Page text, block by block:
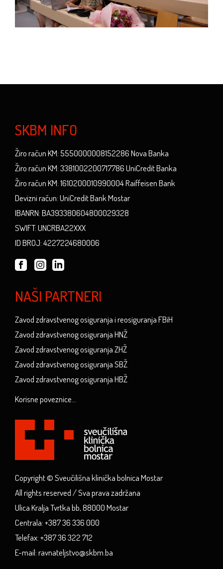
SKBM INFO
Žiro račun KM: 5550000008152286 Nova Banka
Žiro račun KM: 3381002200717786 UniCredit Banka
Žiro račun KM: 1610200010990004 Raiffeisen Bank
Devizni račun: UniCredit Bank Mostar
IBANRN: BA393380604800029328
SWIFT: UNCRBA22XXX
ID BROJ: 4227224680006
NAŠI PARTNERI
Zavod zdravstvenog osiguranja i reosiguranja FBiH
Zavod zdravstvenog osiguranja HNŽ
Zavod zdravstvenog osiguranja ZHŽ
Zavod zdravstvenog osiguranja SBŽ
Zavod zdravstvenog osiguranja HBŽ
Korisne poveznice...
Copyright © Sveučilišna klinička bolnica Mostar
All rights reserved / Sva prava zadržana
Ulica Kralja Tvrtka bb, 88000 Mostar
Centrala: +387 36 336 000
Telefax: +387 36 322 712
E-mail: ravnateljstvo@skbm.ba